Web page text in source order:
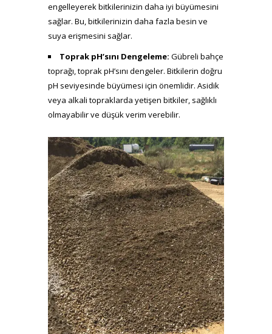
engelleyerek bitkilerinizin daha iyi büyümesini
sağlar. Bu, bitkilerinizin daha fazla besin ve
suya erişmesini sağlar.
Toprak pH’sını Dengeleme: Gübreli bahçe
toprağı, toprak pH’sını dengeler. Bitkilerin doğru
pH seviyesinde büyümesi için önemlidir. Asidik
veya alkali topraklarda yetişen bitkiler, sağlıklı
olmayabilir ve düşük verim verebilir.